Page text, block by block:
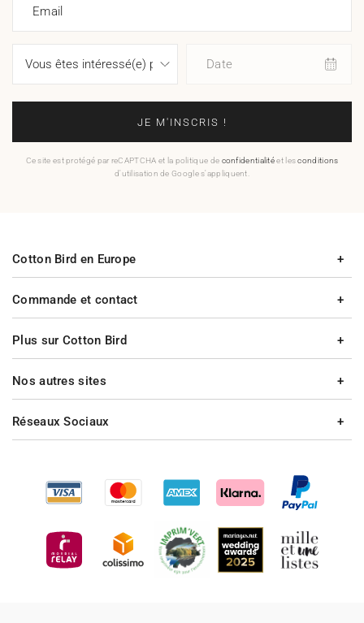
Email
Date
JE M'INSCRIS !
Ce site est protégé par reCAPTCHA et la politique de confidentialitéet lesconditions
d'utilisation de Google s'appliquent.
Commande et contact
Plus sur Cotton Bird
Cotton Bird en Europe
Nos autres sites
Réseaux Sociaux